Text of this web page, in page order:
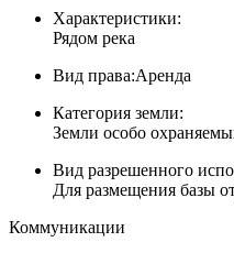
Характеристики:
Рядом река
Вид права:Аренда
Категория земли:
Земли особо
Вид разрешенного
Для размещения базы
Коммуникации